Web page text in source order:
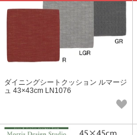
ダイニングシートクッション ルマージ
ュ 43×43cm LN1076